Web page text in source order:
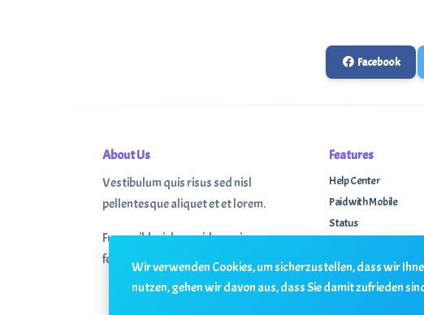
Facebook
About Us
Vestibulum quis risus sed nisl
pellentesque aliquet et et lorem.
Fusce nibh nisl, gravida nec ipsum eu,
feugiat condimentum velit.
Features
Help Center
Paid with Mobile
Status
Contact Support
Wir verwenden Cookies, um sicherzustellen, dass wir
nutzen, gehen wir davon aus, dass Sie damit zufrieden